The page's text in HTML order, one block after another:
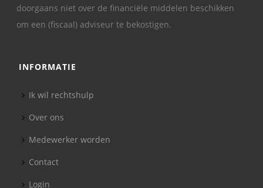
doorgaans niet over de financiële middelen beschikken
om een (fiscaal) adviseur te bekostigen.
INFORMATIE
Ik wil rechtshulp
Over ons
Medewerker worden
Contact
Login